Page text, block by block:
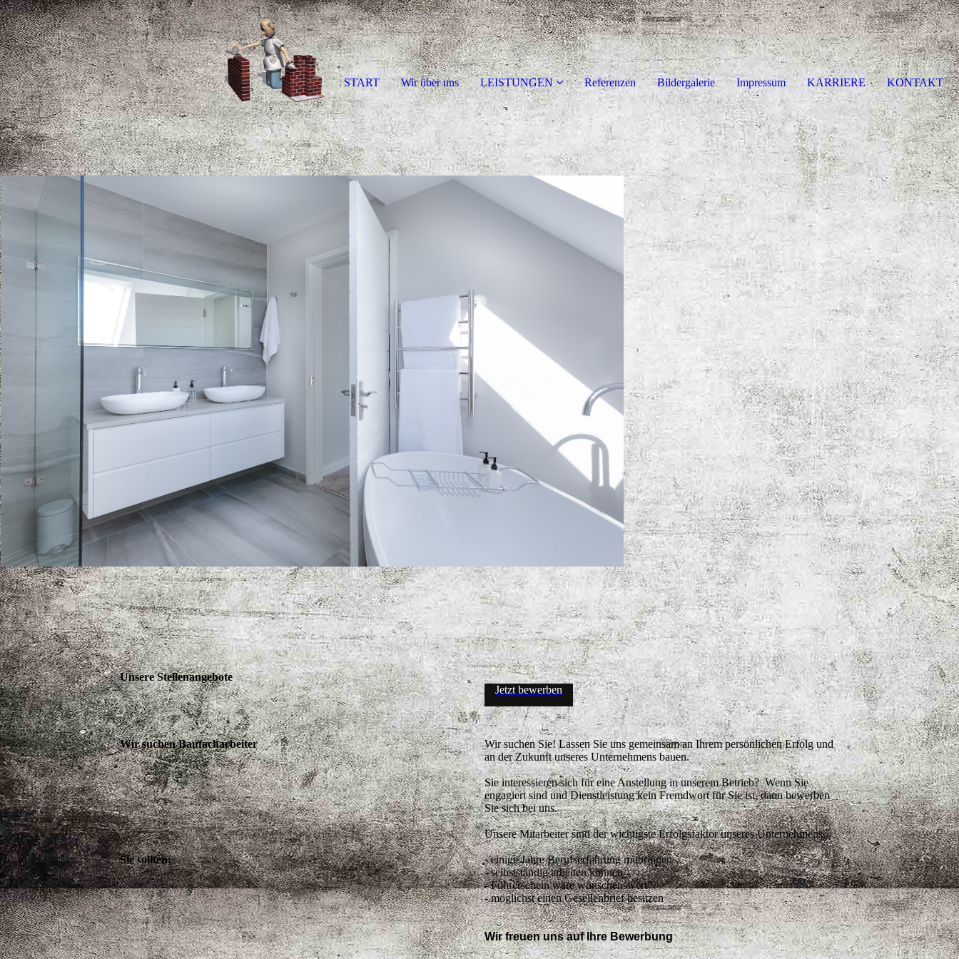
START Wir über uns LEISTUNGEN Referenzen Bildergalerie Impressum KARRIERE KONTAKT
big_10075898_0_150-201
Unbenannt-2 Kopie
auto
Lohr Baubetreuung
Lohr Baubetreuung
Dieter Lohr
Staatlich geprüfter Diplom-Hochbautechniker
Bauleiter
Quirinusstraße 60a
52159 Roetgen-Rott
Tel. 02 471/ 35 30
Mobil: 01 72/ 6 85 48 53
lohr-baubetreuung@web.de
Unsere Stellenangebote
Jetzt bewerben
Wir suchen Baufacharbeiter
Wir suchen Sie! Lassen Sie uns gemeinsam an Ihrem persönlichen Erfolg und
an der Zukunft unseres Unternehmens bauen.
Sie interessieren sich für eine Anstellung in unserem Betrieb? Wenn Sie
engagiert sind und Dienstleistung kein Fremdwort für Sie ist, dann bewerben
Sie sich bei uns.
Unsere Mitarbeiter sind der wichtigste Erfolgsfaktor unseres Unternehmens.
Sie sollten:
- einige Jahre Berufserfahrung mitbringen
- selbstständig arbeiten können
- Führerschein wäre wünschenswert
- möglichst einen Gesellenbrief besitzen
Wir freuen uns auf Ihre Bewerbung